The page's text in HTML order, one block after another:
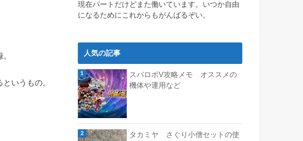
いうもの。
現在パートだけどまた働いています。いつか自由
になるためにこれからもがんばるぞい。
人気の記事
スパロボV攻略メモ オススメの
機体や運用など
タカミヤ さぐり小僧セットの使